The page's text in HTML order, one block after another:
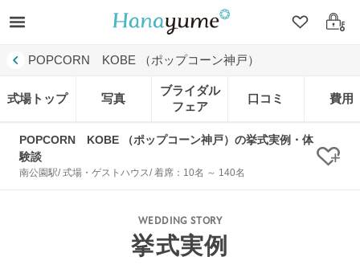
クリップ
ログ
POPCORN KOBE （ポップコーン神戸）
式場トップ 写真
ブライダル
フェア
口コミ 費用
POPCORN KOBE （ポップコーン神戸）の挙式実例・体
験談
南公園駅/ 式場・ゲストハウス/ 着席：10名 ～ 140名 ク
WEDDING STORY
挙式実例